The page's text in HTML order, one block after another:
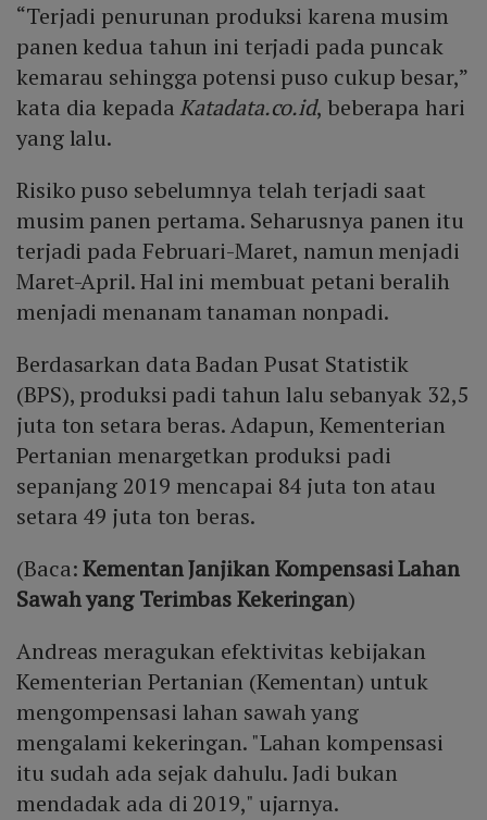
“Terjadi penurunan produksi karena musim
panen kedua tahun ini terjadi pada puncak
kemarau sehingga potensi puso cukup besar,”
kata dia kepada Katadata.co.id, beberapa hari
yang lalu.
Risiko puso sebelumnya telah terjadi saat
musim panen pertama. Seharusnya panen itu
terjadi pada Februari-Maret, namun menjadi
Maret-April. Hal ini membuat petani beralih
menjadi menanam tanaman nonpadi.
Berdasarkan data Badan Pusat Statistik
(BPS), produksi padi tahun lalu sebanyak 32,5
juta ton setara beras. Adapun, Kementerian
Pertanian menargetkan produksi padi
sepanjang 2019 mencapai 84 juta ton atau
setara 49 juta ton beras.
(Baca:Kementan Janjikan Kompensasi Lahan
Sawah yang Terimbas Kekeringan)
Andreas meragukan efektivitas kebijakan
Kementerian Pertanian (Kementan) untuk
mengompensasi lahan sawah yang
mengalami kekeringan. "Lahan kompensasi
itu sudah ada sejak dahulu. Jadi bukan
mendadak ada di 2019," ujarnya.